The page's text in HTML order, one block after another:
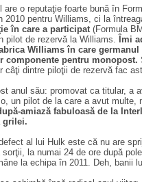
are o reputaţie foarte bună în
2010 pentru Williams, ci la
în care a participat(Formula
pilot de rezervă la Williams.
Îmi
Williams în care
componente pentru monopost.
câţi dintre piloţii de rezervă fac
anul său: promovat ca titular, a
un pilot de la care a avut multe,
amiază fabuloasă de la
grilei.
al lui Hulk este că nu are
sorţii, la numai 24 de ore după
la echipa în 2011. Deh, banii